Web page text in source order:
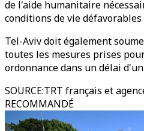
de l'aide humanitaire
conditions de vie
Tel-Aviv doit également
toutes les mesures prises
ordonnance dans un délai
SOURCE:TRT français et
RECOMMANDÉ